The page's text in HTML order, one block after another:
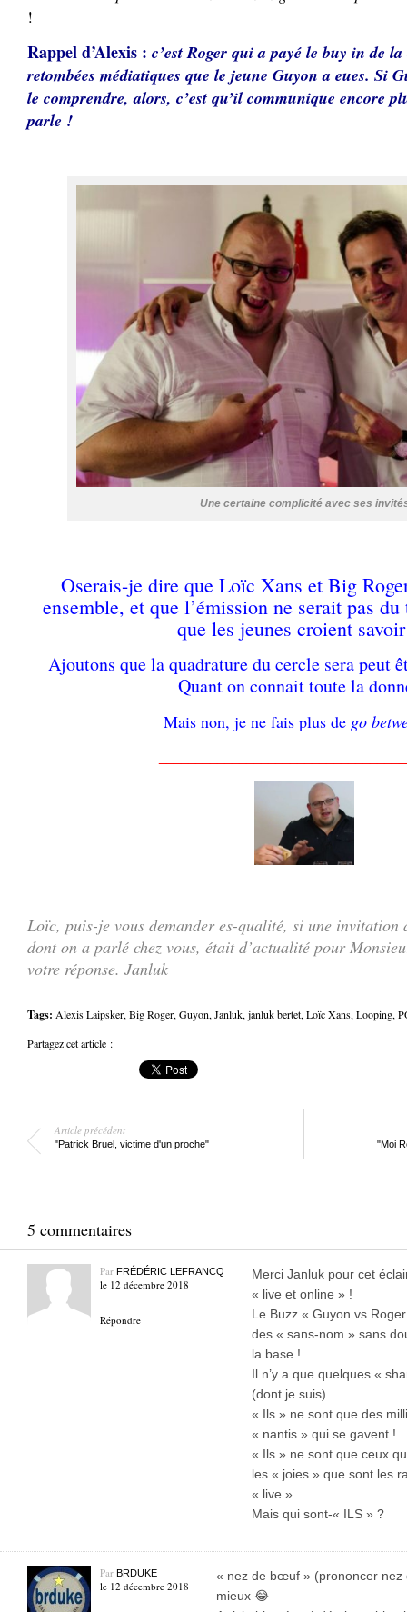
!
Rappel d’Alexis : c’est Roger qui a payé le buy in de
retombées médiatiques que le jeune Guyon a eues. Si
le comprendre, alors, c’est qu’il communique encore
parle !
Une certaine complicité avec ses
Oserais-je dire que Loïc Xans et Big
ensemble, et que l’émission ne serait pas
que les jeunes croient
Ajoutons que la quadrature du cercle sera peut
Quant on connait toute la
Mais non, je ne fais plus de go
Loïc, puis-je vous demander es-qualité, si une invitation
dont on a parlé chez vous, était d’actualité pour
votre réponse. Janluk
Tags: Alexis Laipsker, Big Roger, Guyon, Janluk, janluk bertet, Loïc Xans, Looping,
Partagez cet article :
Article précédent
"Patrick Bruel, victime d'un proche" "Moi
5 commentaires
Par FRÉDÉRIC LEFRANCQ
le 12 décembre 2018
Répondre
Merci Janluk pour cet
« live et online » !
Le Buzz « Guyon vs
des « sans-nom » sans
la base !
Il n’y a que quelques «
(dont je suis).
« Ils » ne sont que des
« nantis » qui se gavent !
« Ils » ne sont que ceux
les « joies » que sont les
« live ».
Mais qui sont-« ILS » ?
Par BRDUKE
le 12 décembre 2018
« nez de bœuf » (prononcer nez
mieux 😂